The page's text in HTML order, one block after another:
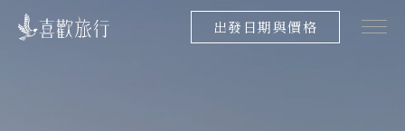
出發日期與價格